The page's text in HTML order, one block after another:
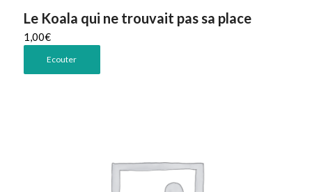
Le Koala qui ne trouvait pas sa place
1,00€
Ecouter